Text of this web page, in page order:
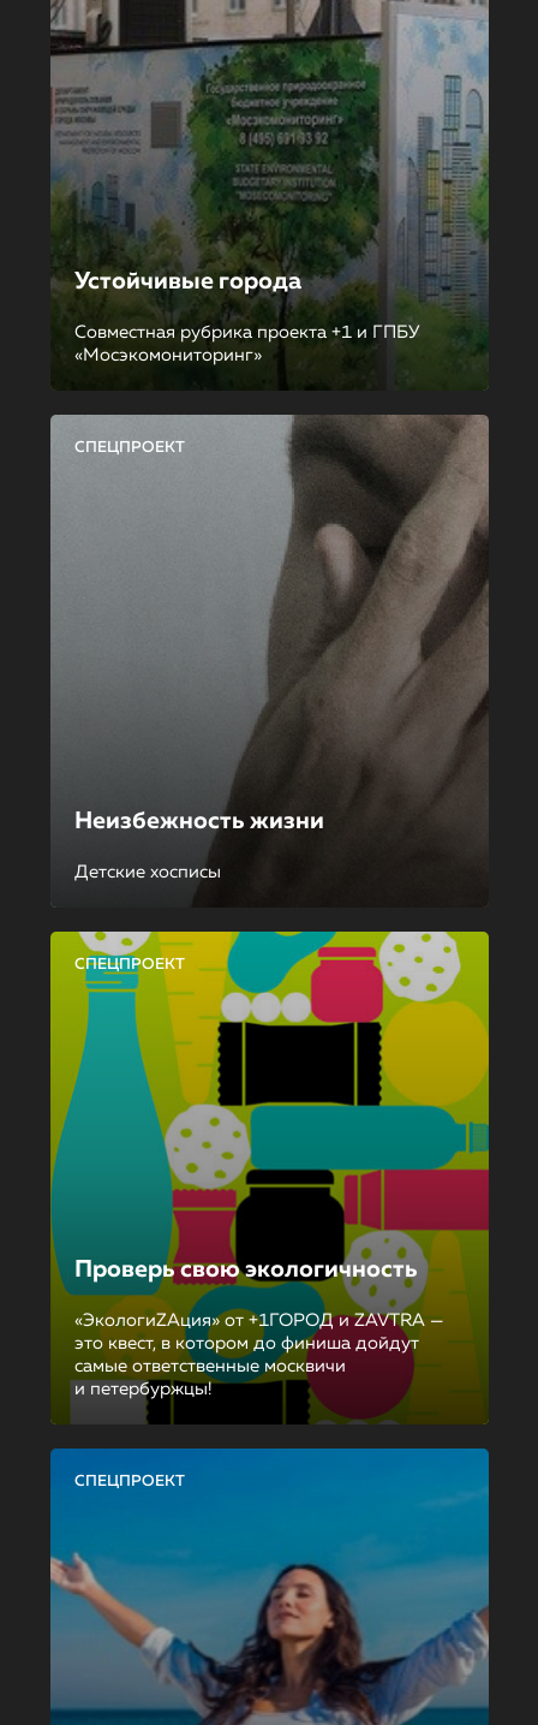
Устойчивые города
Совместная рубрика проекта +1 и ГПБУ
«Мосэкомониторинг»
СПЕЦПРОЕКТ
Неизбежность жизни
Детские хосписы
СПЕЦПРОЕКТ
Проверь свою экологичность
«ЭкологиZAция» от +1ГОРОД и ZAVTRA —
это квест, в котором до финиша дойдут
самые ответственные москвичи
и петербуржцы!
СПЕЦПРОЕКТ